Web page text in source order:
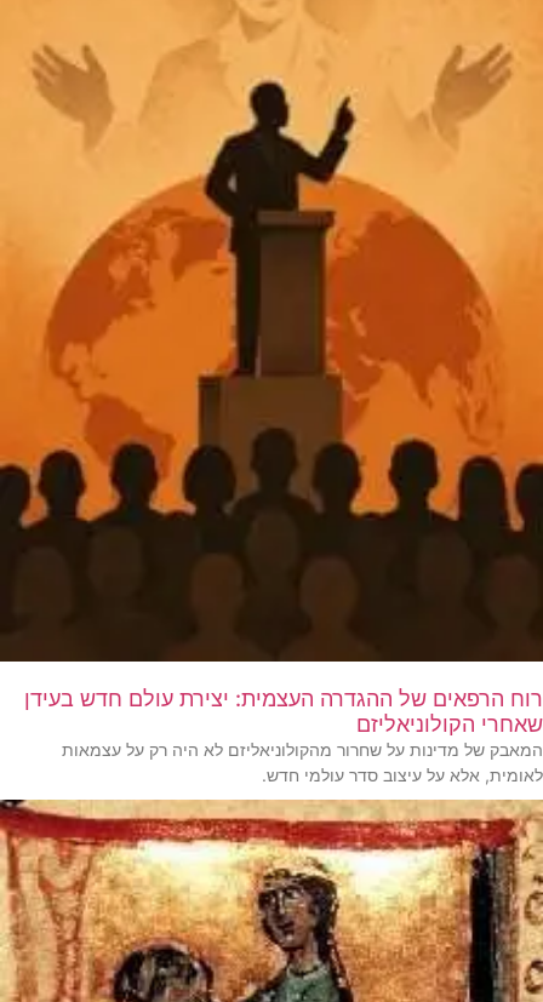
רוח הרפאים של ההגדרה העצמית: יצירת עולם חדש בעידן
שאחרי הקולוניאליזם
המאבק של מדינות על שחרור מהקולוניאליזם לא היה רק על עצמאות
לאומית, אלא על עיצוב סדר עולמי חדש.